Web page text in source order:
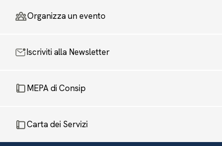
Organizza un evento
Iscriviti alla Newsletter
MEPA di Consip
Carta dei Servizi